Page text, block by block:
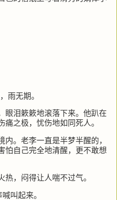
雨无期。
眼泪簌簌地滚落下来。他趴在
之极，忧伤地如同死人。
内。老李一直是半梦半醒的，
怕自己完全地清醒，更不敢想
热，闷得让人喘不过气。
叫起来。